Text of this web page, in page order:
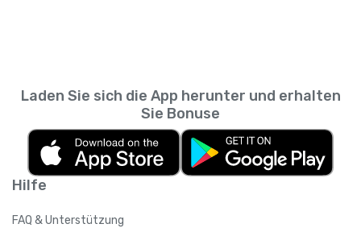
Hilfe
FAQ & Unterstützung
Laden Sie sich die App herunter und erhalten
Sie Bonuse